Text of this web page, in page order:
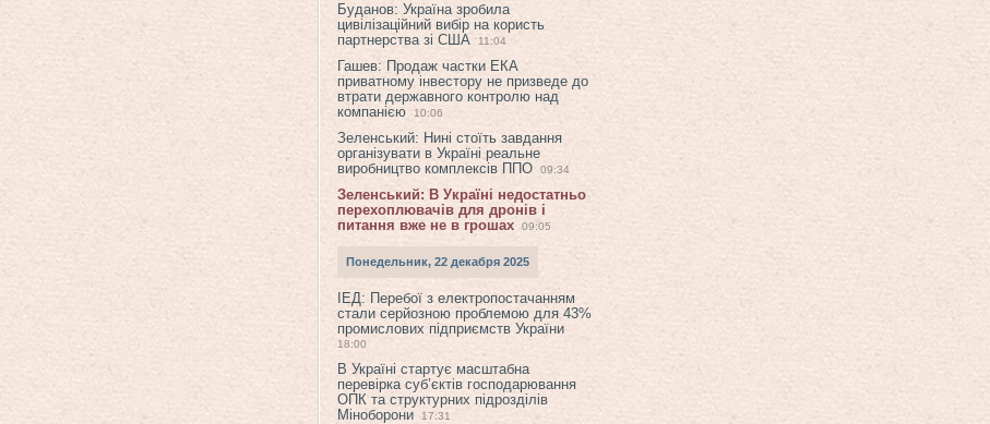
Буданов: Україна зробила
цивілізаційний вибір на користь
партнерства зі США
11:04
Гашев: Продаж частки ЕКА
приватному інвестору не призведе до
втрати державного контролю над
компанією
10:06
Зеленський: Нині стоїть завдання
організувати в Україні реальне
виробництво комплексів ППО
09:34
Зеленський: В Україні недостатньо
перехоплювачів для дронів і
питання вже не в грошах
09:05
Понедельник, 22 декабря 2025
ІЕД: Перебої з електропостачанням
стали серйозною проблемою для 43%
промислових підприємств України
18:00
В Україні стартує масштабна
перевірка суб’єктів господарювання
ОПК та структурних підрозділів
Міноборони
17:31